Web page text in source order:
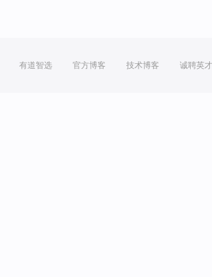
有道智选 官方博客 技术博客 诚聘英才